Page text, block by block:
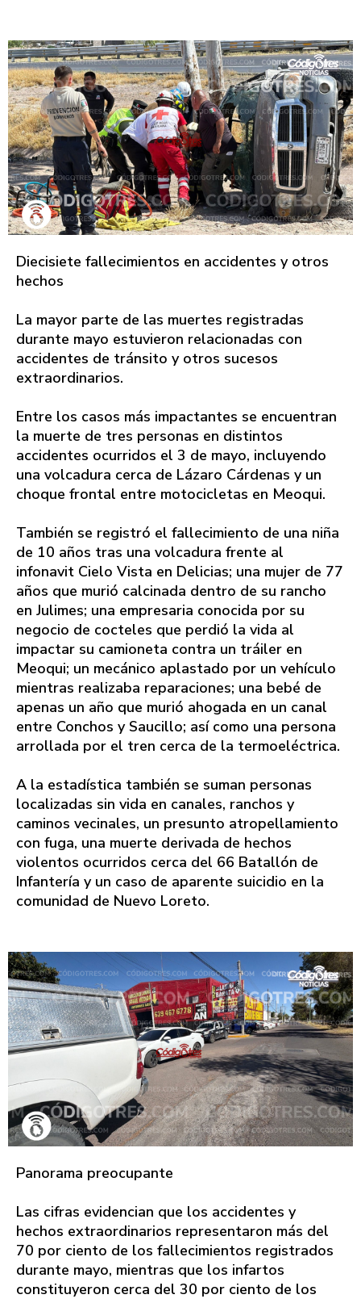
Diecisiete fallecimientos en accidentes y otros
hechos
La mayor parte de las muertes registradas
durante mayo estuvieron relacionadas con
accidentes de tránsito y otros sucesos
extraordinarios.
Entre los casos más impactantes se encuentran
la muerte de tres personas en distintos
accidentes ocurridos el 3 de mayo, incluyendo
una volcadura cerca de Lázaro Cárdenas y un
choque frontal entre motocicletas en Meoqui.
También se registró el fallecimiento de una niña
de 10 años tras una volcadura frente al
infonavit Cielo Vista en Delicias; una mujer de 77
años que murió calcinada dentro de su rancho
en Julimes; una empresaria conocida por su
negocio de cocteles que perdió la vida al
impactar su camioneta contra un tráiler en
Meoqui; un mecánico aplastado por un vehículo
mientras realizaba reparaciones; una bebé de
apenas un año que murió ahogada en un canal
entre Conchos y Saucillo; así como una persona
arrollada por el tren cerca de la termoeléctrica.
A la estadística también se suman personas
localizadas sin vida en canales, ranchos y
caminos vecinales, un presunto atropellamiento
con fuga, una muerte derivada de hechos
violentos ocurridos cerca del 66 Batallón de
Infantería y un caso de aparente suicidio en la
comunidad de Nuevo Loreto.
Panorama preocupante
Las cifras evidencian que los accidentes y
hechos extraordinarios representaron más del
70 por ciento de los fallecimientos registrados
durante mayo, mientras que los infartos
constituyeron cerca del 30 por ciento de los